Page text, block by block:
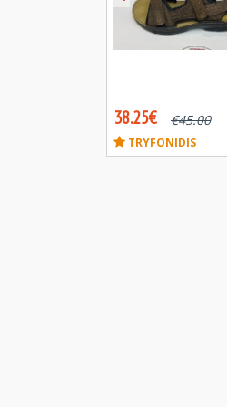
38.25€ €45.00
TRYFONIDIS